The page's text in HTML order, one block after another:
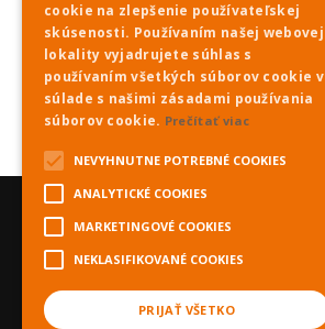
cookie na zlepšenie používateľskej
skúsenosti. Používaním našej webovej
lokality vyjadrujete súhlas s
používaním všetkých súborov cookie v
súlade s našimi zásadami používania
súborov cookie. Prečítať viac
NEVYHNUTNE POTREBNÉ COOKIES
ANALYTICKÉ COOKIES
MARKETINGOVÉ COOKIES
NEKLASIFIKOVANÉ COOKIES
PRIJAŤ VŠETKO